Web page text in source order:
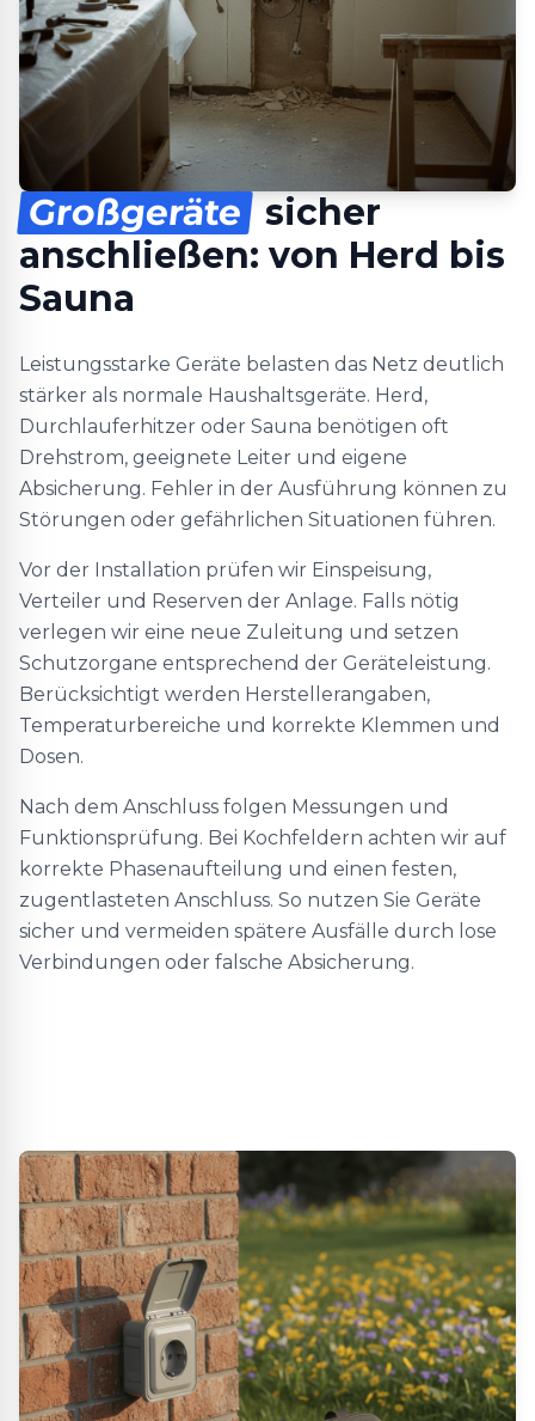
Großgeräte sicher
anschließen: von Herd bis
Sauna
Leistungsstarke Geräte belasten das Netz deutlich
stärker als normale Haushaltsgeräte. Herd,
Durchlauferhitzer oder Sauna benötigen oft
Drehstrom, geeignete Leiter und eigene
Absicherung. Fehler in der Ausführung können zu
Störungen oder gefährlichen Situationen führen.
Vor der Installation prüfen wir Einspeisung,
Verteiler und Reserven der Anlage. Falls nötig
verlegen wir eine neue Zuleitung und setzen
Schutzorgane entsprechend der Geräteleistung.
Berücksichtigt werden Herstellerangaben,
Temperaturbereiche und korrekte Klemmen und
Dosen.
Nach dem Anschluss folgen Messungen und
Funktionsprüfung. Bei Kochfeldern achten wir auf
korrekte Phasenaufteilung und einen festen,
zugentlasteten Anschluss. So nutzen Sie Geräte
sicher und vermeiden spätere Ausfälle durch lose
Verbindungen oder falsche Absicherung.